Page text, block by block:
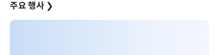
주요 행사 ❯